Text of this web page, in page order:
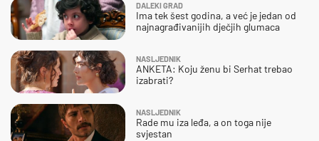
DALEKI GRAD
Ima tek šest godina, a već je jedan od
najnagrađivanijih dječjih glumaca
NASLJEDNIK
ANKETA: Koju ženu bi Serhat trebao
izabrati?
NASLJEDNIK
Rade mu iza leđa, a on toga nije
svjestan